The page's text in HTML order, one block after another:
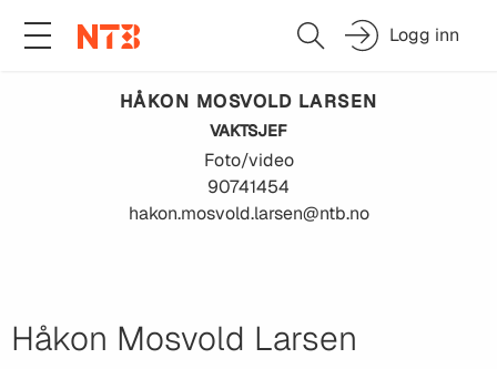
Logg inn
HÅKON MOSVOLD LARSEN
VAKTSJEF
Foto/video
90741454
hakon.mosvold.larsen@ntb.no
Håkon Mosvold Larsen